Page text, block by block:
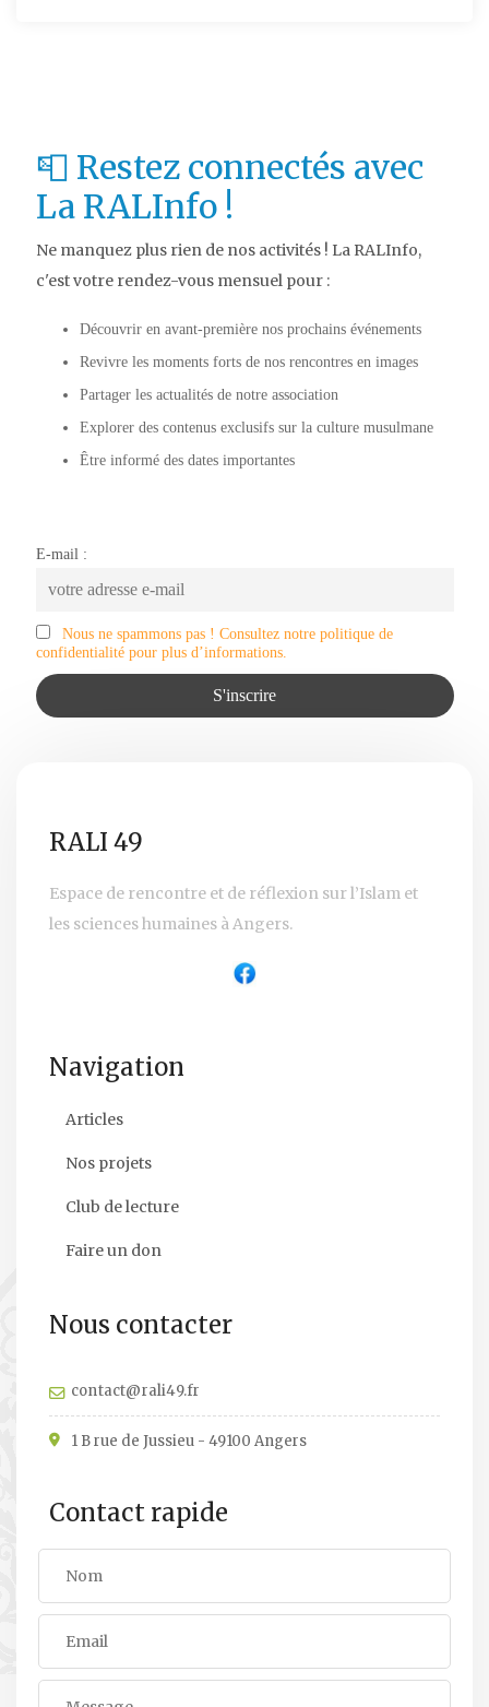
📮 Restez connectés avec
La RALInfo !
Ne manquez plus rien de nos activités ! La RALInfo,
c'est votre rendez-vous mensuel pour :
Découvrir en avant-première nos prochains événements
Revivre les moments forts de nos rencontres en images
Partager les actualités de notre association
Explorer des contenus exclusifs sur la culture musulmane
Être informé des dates importantes
E-mail :
Nous ne spammons pas ! Consultez notre politique de
confidentialité pour plus d’informations.
RALI 49
Espace de rencontre et de réflexion sur l’Islam et
les sciences humaines à Angers.
Navigation
Articles
Nos projets
Club de lecture
Faire un don
Nous contacter
contact@rali49.fr
1 B rue de Jussieu - 49100 Angers
Contact rapide